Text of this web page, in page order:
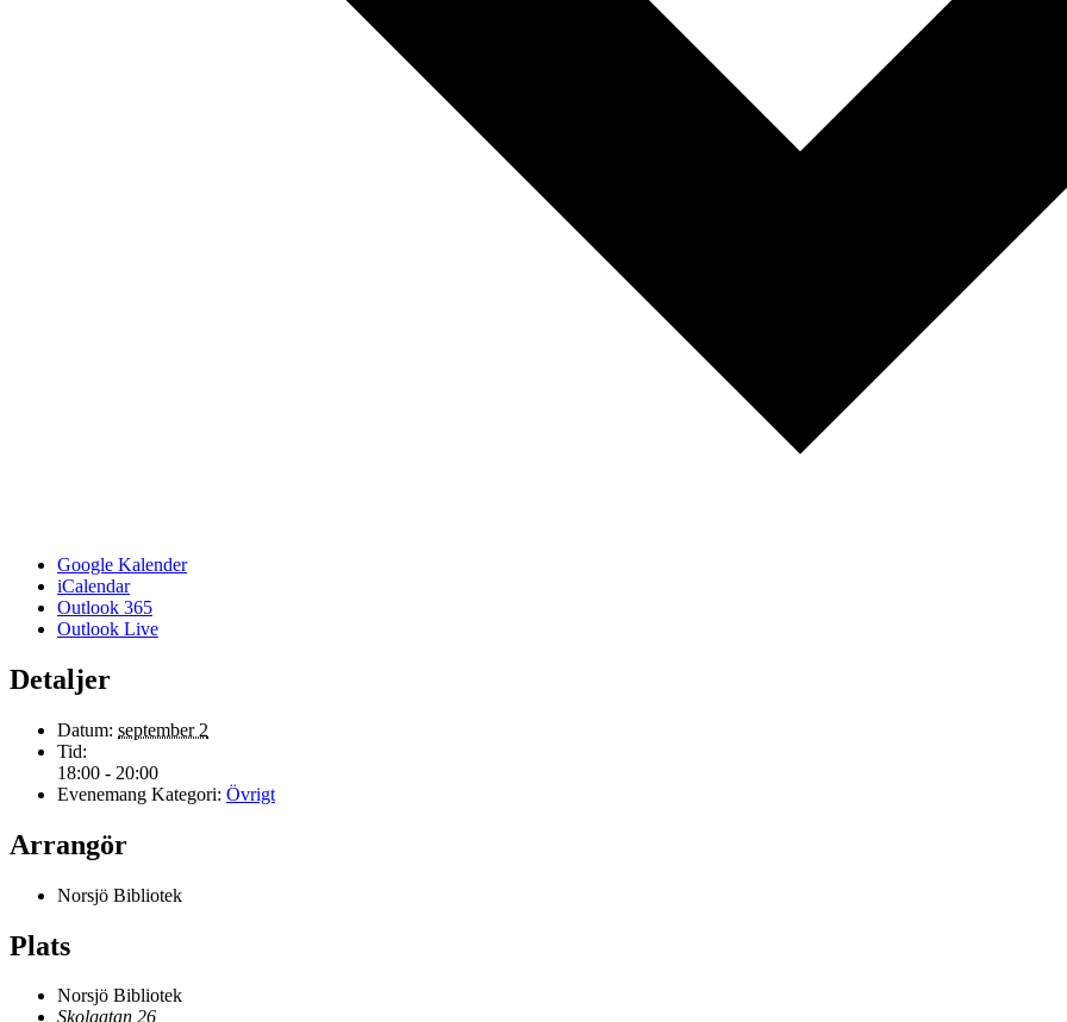
Google Kalender
iCalendar
Outlook 365
Outlook Live
Detaljer
Datum: september 2
Tid:
18:00 - 20:00
Evenemang Kategori: Övrigt
Arrangör
Norsjö Bibliotek
Plats
Norsjö Bibliotek
Skolgatan 26